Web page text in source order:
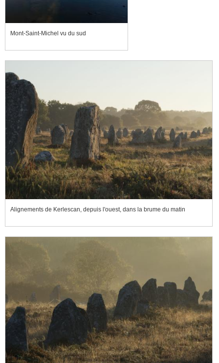
Mont-Saint-Michel vu du sud
Alignements de Kerlescan, depuis l'ouest, dans la brume du matin